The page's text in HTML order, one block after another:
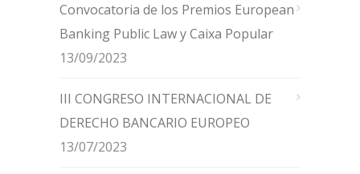
Convocatoria de los Premios European
Banking Public Law y Caixa Popular
13/09/2023
III CONGRESO INTERNACIONAL DE
DERECHO BANCARIO EUROPEO
13/07/2023